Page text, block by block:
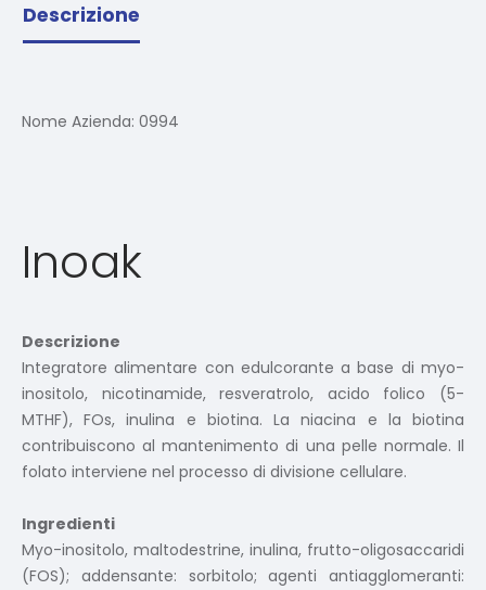
Descrizione
Nome Azienda: 0994
Inoak
Descrizione
Integratore alimentare con edulcorante a base di myo-
inositolo, nicotinamide, resveratrolo, acido folico (5-
MTHF), FOs, inulina e biotina. La niacina e la biotina
contribuiscono al mantenimento di una pelle normale. Il
folato interviene nel processo di divisione cellulare.
Ingredienti
Myo-inositolo, maltodestrine, inulina, frutto-oligosaccaridi
(FOS); addensante: sorbitolo; agenti antiagglomeranti: